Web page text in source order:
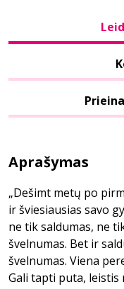
Aprašymas
„Dešimt metų po
ir šviesiausias savo
ne tik saldumas, ne
švelnumas. Bet ir
švelnumas. Viena
Gali tapti puta, leistis